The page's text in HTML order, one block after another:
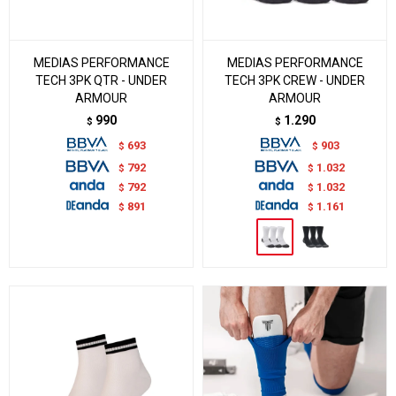
MEDIAS PERFORMANCE
TECH 3PK QTR - UNDER
ARMOUR
$ 990
$ 693
$ 792
$ 792
$ 891
MEDIAS PERFORMANCE
TECH 3PK CREW - UNDER
ARMOUR
$ 1.290
$ 903
$ 1.032
$ 1.032
$ 1.161